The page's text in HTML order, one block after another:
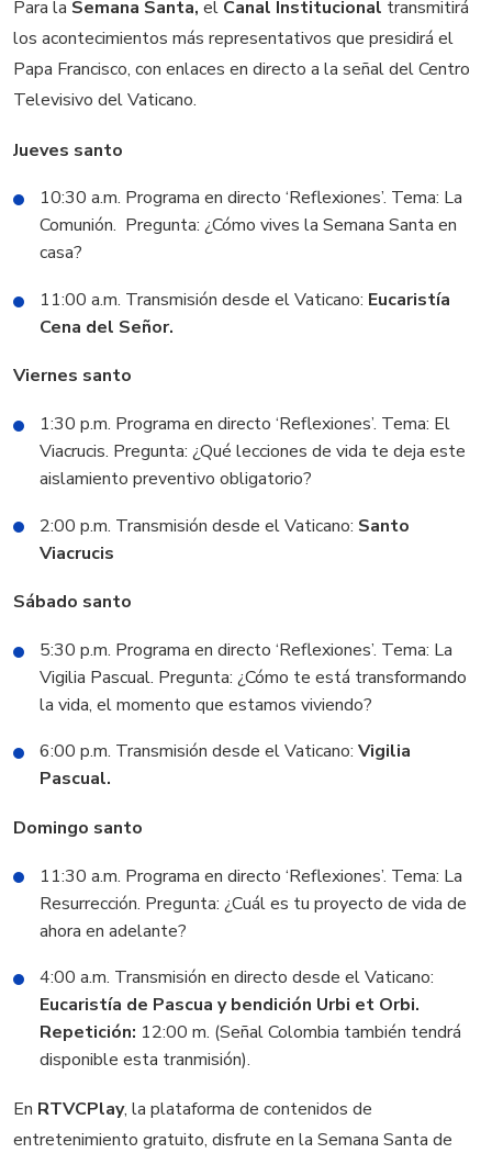
Para la Semana Santa, el Canal Institucional transmitirá
los acontecimientos más representativos que presidirá el
Papa Francisco, con enlaces en directo a la señal del Centro
Televisivo del Vaticano.
Jueves santo
10:30 a.m. Programa en directo ‘Reflexiones’. Tema: La
Comunión. Pregunta: ¿Cómo vives la Semana Santa en
casa?
11:00 a.m. Transmisión desde el Vaticano: Eucaristía
Cena del Señor.
Viernes santo
1:30 p.m. Programa en directo ‘Reflexiones’. Tema: El
Viacrucis. Pregunta: ¿Qué lecciones de vida te deja este
aislamiento preventivo obligatorio?
2:00 p.m. Transmisión desde el Vaticano: Santo
Viacrucis
Sábado santo
5:30 p.m. Programa en directo ‘Reflexiones’. Tema: La
Vigilia Pascual. Pregunta: ¿Cómo te está transformando
la vida, el momento que estamos viviendo?
6:00 p.m. Transmisión desde el Vaticano: Vigilia
Pascual.
Domingo santo
11:30 a.m. Programa en directo ‘Reflexiones’. Tema: La
Resurrección. Pregunta: ¿Cuál es tu proyecto de vida de
ahora en adelante?
4:00 a.m. Transmisión en directo desde el Vaticano:
Eucaristía de Pascua y bendición Urbi et Orbi.
Repetición: 12:00 m. (Señal Colombia también tendrá
disponible esta tranmisión).
En RTVCPlay, la plataforma de contenidos de
entretenimiento gratuito, disfrute en la Semana Santa de